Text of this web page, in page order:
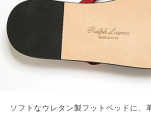
ソフトなウレタン製フットベッドに、